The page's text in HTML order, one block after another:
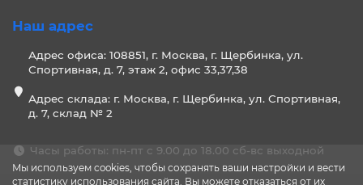
Мы используем cookies, чтобы сохранять ваши настройки и вести
статистику использования сайта. Вы можете отказаться от их
Наш адрес
Адрес офиса: 108851, г. Москва, г. Щербинка, ул.
Спортивная, д. 7, этаж 2, офис 33,37,38
Адрес склада: г. Москва, г. Щербинка, ул. Спортивная,
д. 7, склад № 2
Часы работы: пн-пт с 9.00 до 18.00 сб-вс выходной